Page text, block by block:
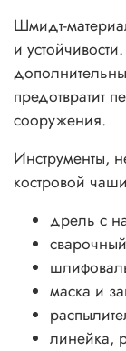
Шмидт-
и
предотвратит
сооружения.
Инструменты,
костровой
дрель с
маска и
линейка,